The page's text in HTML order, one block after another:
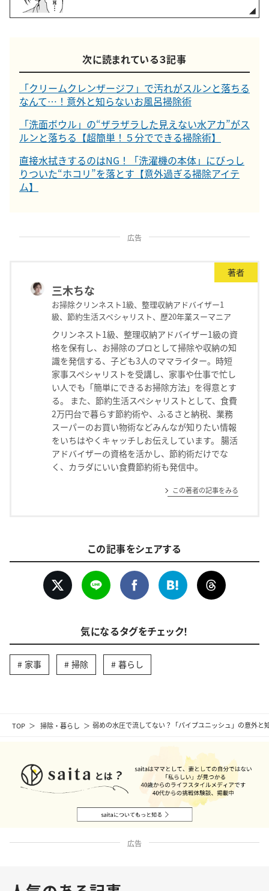
TOP 掃除・暮らし 弱めの水圧で流してない？「パイプユニッシュ」の意外と
次に読まれている３記事
「クリームクレンザージフ」で汚れがスルンと落ちる
なんて…！意外と知らないお風呂掃除術
「洗面ボウル」の“ザラザラした見えない水アカ”がス
ルンと落ちる【超簡単！５分でできる掃除術】
直接水拭きするのはNG！「洗濯機の本体」にびっし
りついた“ホコリ”を落とす【意外過ぎる掃除アイテ
ム】
広告
著者
三木ちな
お掃除クリンネスト1級、整理収納アドバイザー1
級、節約生活スペシャリスト、歴20年業スーマニア
クリンネスト1級、整理収納アドバイザー1級の資
格を保有し、お掃除のプロとして掃除や収納の知
識を発信する、子ども3人のママライター。時短
家事スペシャリストを受講し、家事や仕事で忙し
い人でも「簡単にできるお掃除方法」を得意とす
る。 また、節約生活スペシャリストとして、食費
2万円台で暮らす節約術や、ふるさと納税、業務
スーパーのお買い物術などみんなが知りたい情報
をいちはやくキャッチしお伝えしています。 腸活
アドバイザーの資格を活かし、節約術だけでな
く、カラダにいい食費節約術も発信中。
この著者の記事をみる
この記事をシェアする
気になるタグをチェック！
家事 掃除 暮らし
広告